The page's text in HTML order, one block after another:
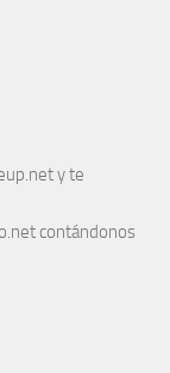
y te
contándonos